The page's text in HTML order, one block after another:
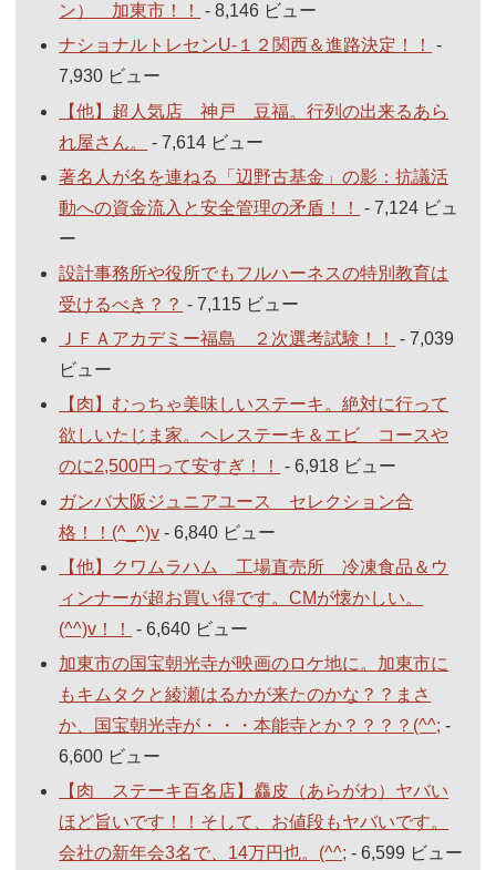
ン） 加東市！！
- 8,146 ビュー
ナショナルトレセンU-１２関西＆進路決定！！
-
7,930 ビュー
【他】超人気店 神戸 豆福。行列の出来るあら
れ屋さん。
- 7,614 ビュー
著名人が名を連ねる「辺野古基金」の影：抗議活
動への資金流入と安全管理の矛盾！！
- 7,124 ビュ
ー
設計事務所や役所でもフルハーネスの特別教育は
受けるべき？？ - 7,115 ビュー
ＪＦＡアカデミー福島 ２次選考試験！！
- 7,039
ビュー
【肉】むっちゃ美味しいステーキ。絶対に行って
欲しいたじま家。ヘレステーキ＆エビ コースや
のに2,500円って安すぎ！！
- 6,918 ビュー
ガンバ大阪ジュニアユース セレクション合
格！！(^_^)v - 6,840 ビュー
【他】クワムラハム 工場直売所 冷凍食品＆ウ
ィンナーが超お買い得です。CMが懐かしい。
(^^)v！！
- 6,640 ビュー
加東市の国宝朝光寺が映画のロケ地に。加東市に
もキムタクと綾瀬はるかが来たのかな？？まさ
か、国宝朝光寺が・・・本能寺とか？？？？(^^; -
6,600 ビュー
【肉 ステーキ百名店】麤皮（あらがわ）ヤバい
ほど旨いです！！そして、お値段もヤバいです。
会社の新年会3名で、14万円也。(^^; - 6,599 ビュー